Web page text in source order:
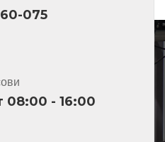
075
08:00 - 16:00
води